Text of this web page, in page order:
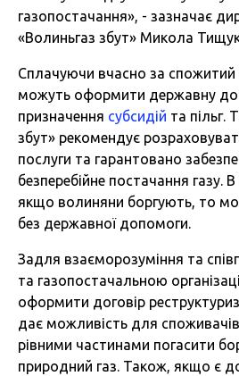
газопостачання», - зазначає
«Волиньгаз збут» Микола
Сплачуючи вчасно за спожитий
можуть оформити державну
призначення субсидій та пільг.
збут» рекомендує
послуги та гарантовано
безперебійне постачання газу.
якщо волиняни боргують, то
без державної допомоги.
Задля взаєморозуміння та
та газопостачальною
оформити договір
дає можливість для
рівними частинами погасити
природний газ. Також, якщо є